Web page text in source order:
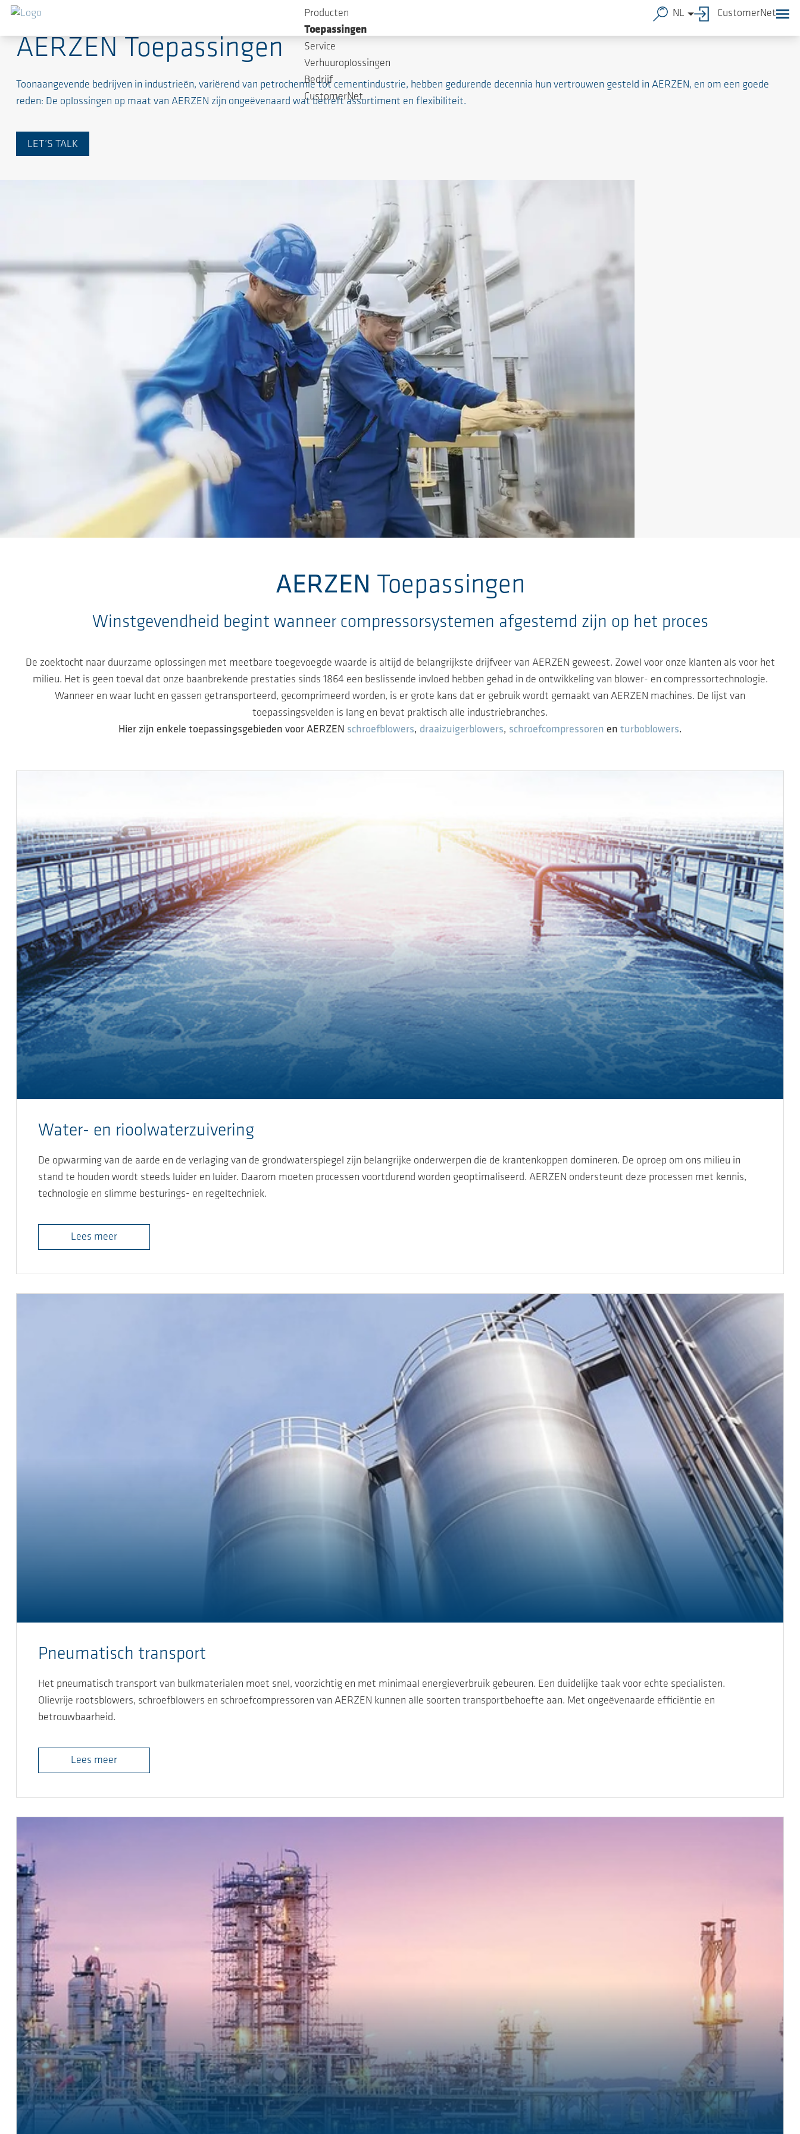
AERZEN Toepassingen
Toonaangevende bedrijven in industrieën, variërend van petrochemie tot cementindustrie, hebben gedurende decennia hun vertrouwen gesteld in AERZEN, en om een goede
reden: De oplossingen op maat van AERZEN zijn ongeëvenaard wat betreft assortiment en flexibiliteit.
LET’S TALK
Producten
Toepassingen
Service
Verhuuroplossingen
Bedrijf
CustomerNet
NL CustomerNet
AERZEN Toepassingen
Winstgevendheid begint wanneer compressorsystemen afgestemd zijn op het proces
De zoektocht naar duurzame oplossingen met meetbare toegevoegde waarde is altijd de belangrijkste drijfveer van AERZEN geweest. Zowel voor onze klanten als voor het
milieu. Het is geen toeval dat onze baanbrekende prestaties sinds 1864 een beslissende invloed hebben gehad in de ontwikkeling van blower- en compressortechnologie.
Wanneer en waar lucht en gassen getransporteerd, gecomprimeerd worden, is er grote kans dat er gebruik wordt gemaakt van AERZEN machines. De lijst van
toepassingsvelden is lang en bevat praktisch alle industriebranches.
Hier zijn enkele toepassingsgebieden voor AERZEN schroefblowers, draaizuigerblowers, schroefcompressoren en turboblowers.
Water- en rioolwaterzuivering
De opwarming van de aarde en de verlaging van de grondwaterspiegel zijn belangrijke onderwerpen die de krantenkoppen domineren. De oproep om ons milieu in
stand te houden wordt steeds luider en luider. Daarom moeten processen voortdurend worden geoptimaliseerd. AERZEN ondersteunt deze processen met kennis,
technologie en slimme besturings- en regeltechniek.
Lees meer
Pneumatisch transport
Het pneumatisch transport van bulkmaterialen moet snel, voorzichtig en met minimaal energieverbruik gebeuren. Een duidelijke taak voor echte specialisten.
Olievrije rootsblowers, schroefblowers en schroefcompressoren van AERZEN kunnen alle soorten transportbehoefte aan. Met ongeëvenaarde efficiëntie en
betrouwbaarheid.
Lees meer